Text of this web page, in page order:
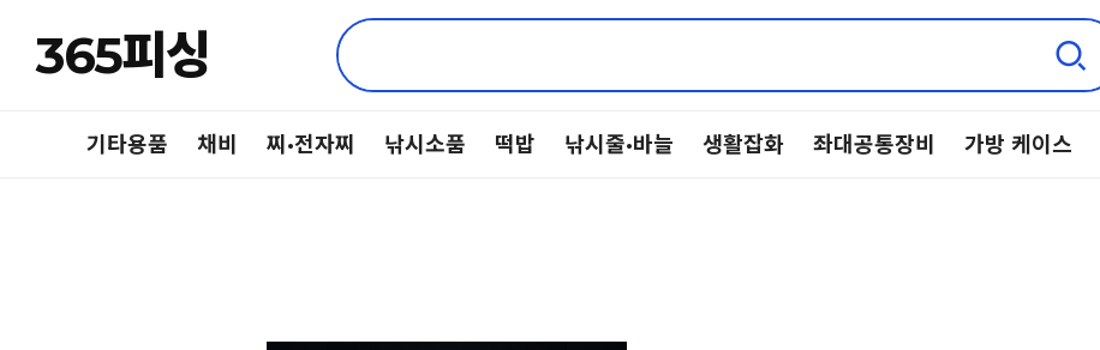
365피싱
기타용품 채비 찌·전자찌 낚시소품 떡밥 낚시줄·바늘 생활잡화 좌대공통장비 가방 케이스